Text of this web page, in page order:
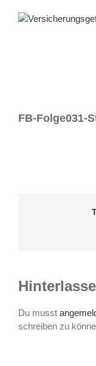
Inhalt
FB-Folge031-
Du musst
schreiben zu